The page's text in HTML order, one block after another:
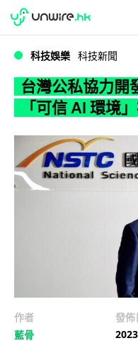
WWDC 2026
科技娛樂 科技新聞
台灣公私協力
「可信 AI 環境
作者
藍骨
發佈